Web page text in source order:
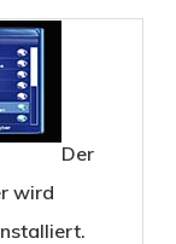
Der
wird